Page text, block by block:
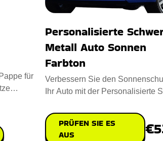
für
Personalisierte
Metall Auto Sonnen
Farbton
Verbessern Sie den
Ihr Auto mit der Personalisierte
PRÜFEN SIE ES
AUS